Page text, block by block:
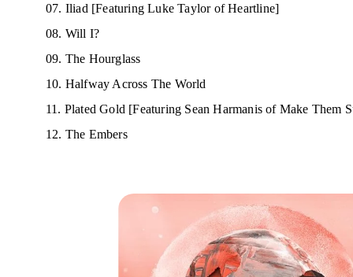
07. Iliad [Featuring Luke Taylor of Heartline]
08. Will I?
09. The Hourglass
10. Halfway Across The World
11. Plated Gold [Featuring Sean Harmanis of Make Them
12. The Embers